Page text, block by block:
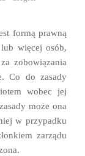
formą prawną
więcej osób,
zobowiązania
Co do zasady
wobec jej
może ona
w przypadku
zarządu